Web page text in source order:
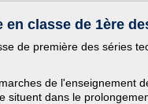
en classe de 1ère
de première des séries
de l'enseignement
situent dans le